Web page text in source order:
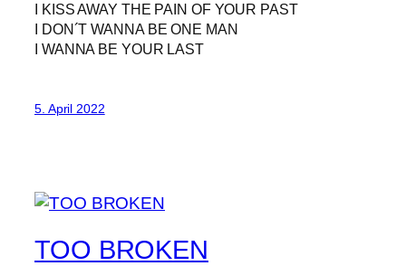
I KISS AWAY THE PAIN OF YOUR PAST
I DON´T WANNA BE ONE MAN
I WANNA BE YOUR LAST
5. April 2022
TOO BROKEN